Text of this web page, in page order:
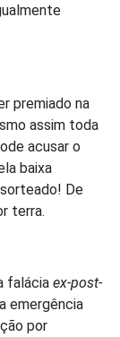
premiado na
assim toda
acusar o
baixa
De
terra.
falácia ex-post-
emergência
por